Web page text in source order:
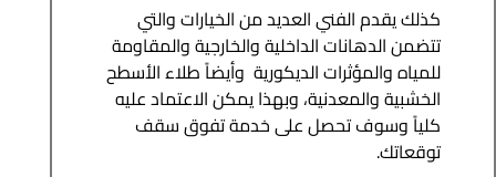
كذلك يقدم الفني العديد من الخيارات والتي
تتضمن الدهانات الداخلية والخارجية والمقاومة
للمياه والمؤثرات الديكورية وأيضاً طلاء الأسطح
الخشبية والمعدنية، وبهذا يمكن الاعتماد عليه
كلياً وسوف تحصل على خدمة تفوق سقف
توقعاتك.